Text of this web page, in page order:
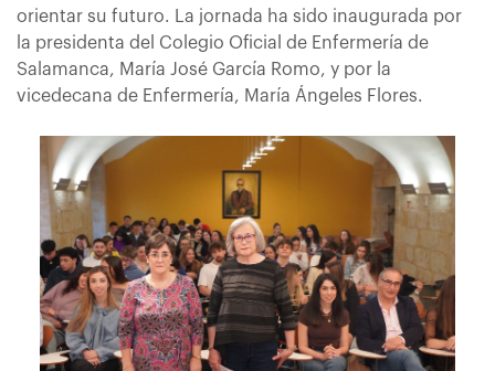
orientar su futuro. La jornada ha sido inaugurada por
la presidenta del Colegio Oficial de Enfermería de
Salamanca, María José García Romo, y por la
vicedecana de Enfermería, María Ángeles Flores.